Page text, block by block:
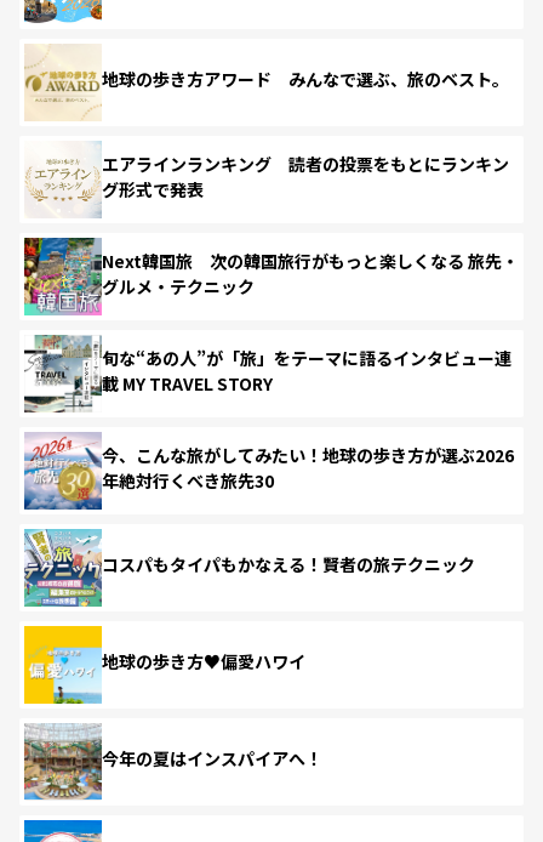
地球の歩き方アワード みんなで選ぶ、旅のベスト。
エアラインランキング 読者の投票をもとにランキン
グ形式で発表
Next韓国旅 次の韓国旅行がもっと楽しくなる 旅先・
グルメ・テクニック
旬な“あの人”が「旅」をテーマに語るインタビュー連
載 MY TRAVEL STORY
今、こんな旅がしてみたい！地球の歩き方が選ぶ2026
年絶対行くべき旅先30
コスパもタイパもかなえる！賢者の旅テクニック
地球の歩き方♥偏愛ハワイ
今年の夏はインスパイアへ！